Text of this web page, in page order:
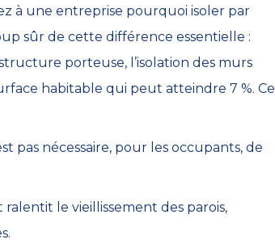
à une entreprise pourquoi isoler par
sûr de cette différence essentielle :
porteuse, l’isolation des murs
habitable qui peut atteindre 7 %. Ce
pas nécessaire, pour les occupants, de
ralentit le vieillissement des parois,